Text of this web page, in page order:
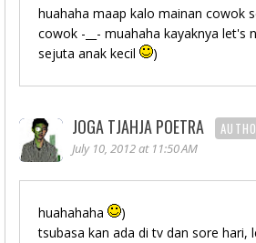
huahaha maap kalo mainan cowok
cowok -__- muahaha kayaknya let's
sejuta anak kecil
)
JOGA TJAHJA POETRA
July 10, 2012 at 11:50 AM
huahahaha
)
tsubasa kan ada di tv dan sore hari,